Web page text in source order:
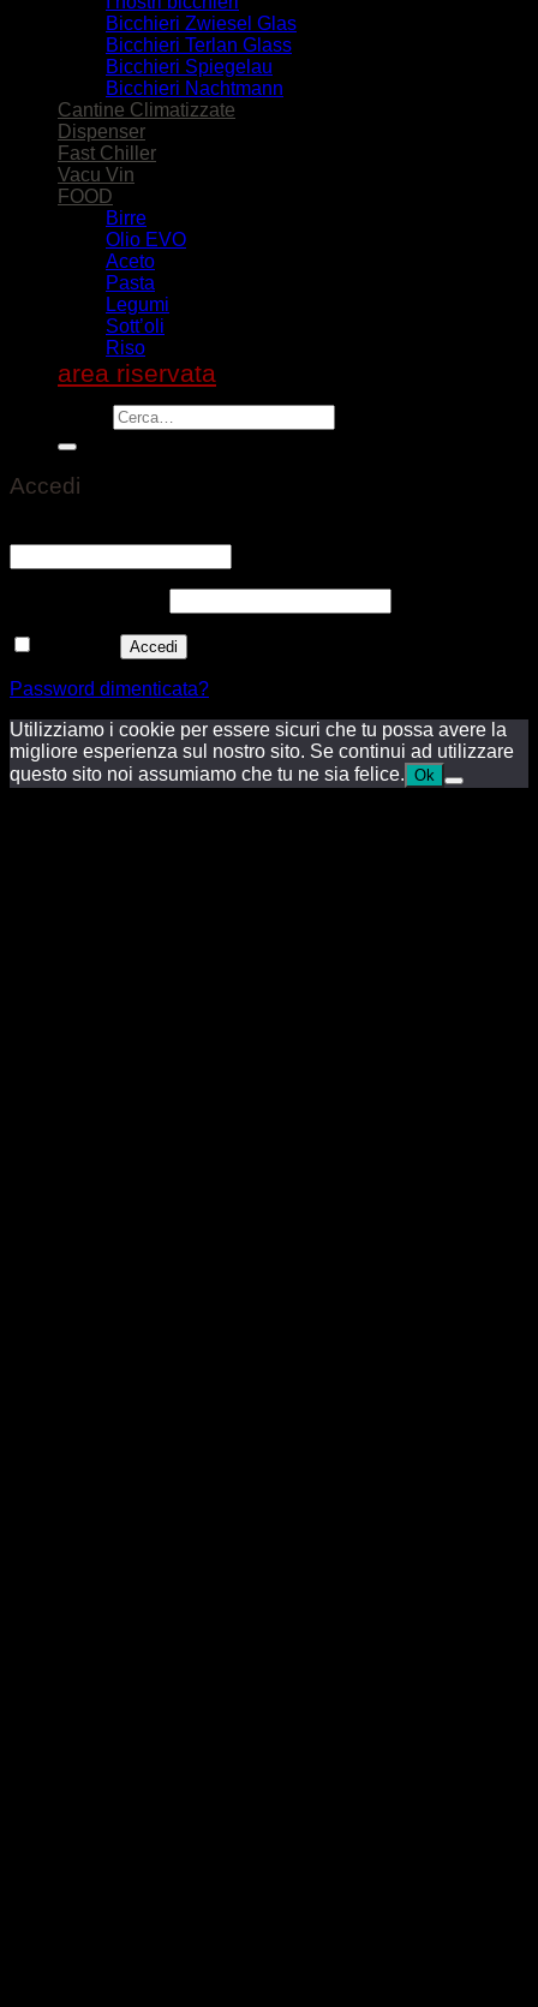
Bicchieri Zwiesel Glas
Bicchieri Terlan Glass
Bicchieri Spiegelau
Bicchieri Nachtmann
Cantine Climatizzate
Dispenser
Fast Chiller
Vacu Vin
FOOD
Birre
Olio EVO
Aceto
Pasta
Legumi
Sott’oli
Riso
area riservata
Accedi
Accedi
Password dimenticata?
Utilizziamo i cookie per essere sicuri che tu possa avere la
migliore esperienza sul nostro sito. Se continui ad utilizzare
questo sito noi assumiamo che tu ne sia felice. Ok